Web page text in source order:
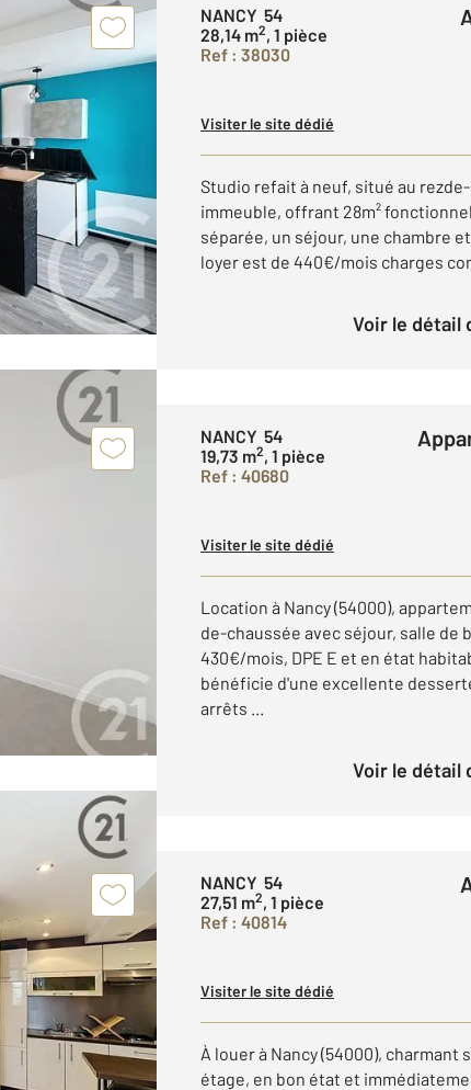
NANCY 54
28,14 m2, 1 pièce
Ref : 38030
Visiter le site dédié
Studio refait à neuf, situé au
immeuble, offrant 28m²
séparée, un séjour, une chambre
loyer est de 440€/mois charges
Voir le détail
NANCY 54
19,73 m2, 1 pièce
Ref : 40680
Visiter le site dédié
Location à Nancy (54000),
de-chaussée avec séjour, salle de
430€/mois, DPE E et en état
bénéficie d'une excellente
arrêts ...
Voir le détail
NANCY 54
27,51 m2, 1 pièce
Ref : 40814
Visiter le site dédié
À louer à Nancy (54000), charmant
étage, en bon état et